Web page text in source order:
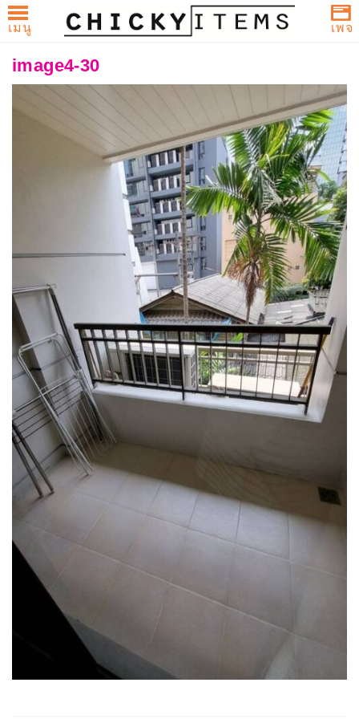
เมนู
CHICKYITEMS
บทความและรีวิวกระเป๋า Coach,
Michael Kors, Kate Spade และ
brandname สำหรับผู้หญิง
เพจ
to
image4-30